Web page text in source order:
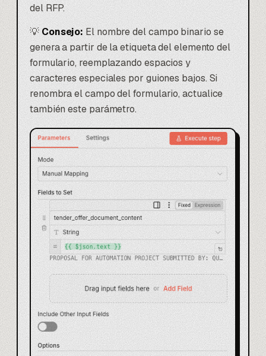
del RFP.
💡 Consejo: El nombre del campo binario se
genera a partir de la etiqueta del elemento del
formulario, reemplazando espacios y
caracteres especiales por guiones bajos. Si
renombra el campo del formulario, actualice
también este parámetro.